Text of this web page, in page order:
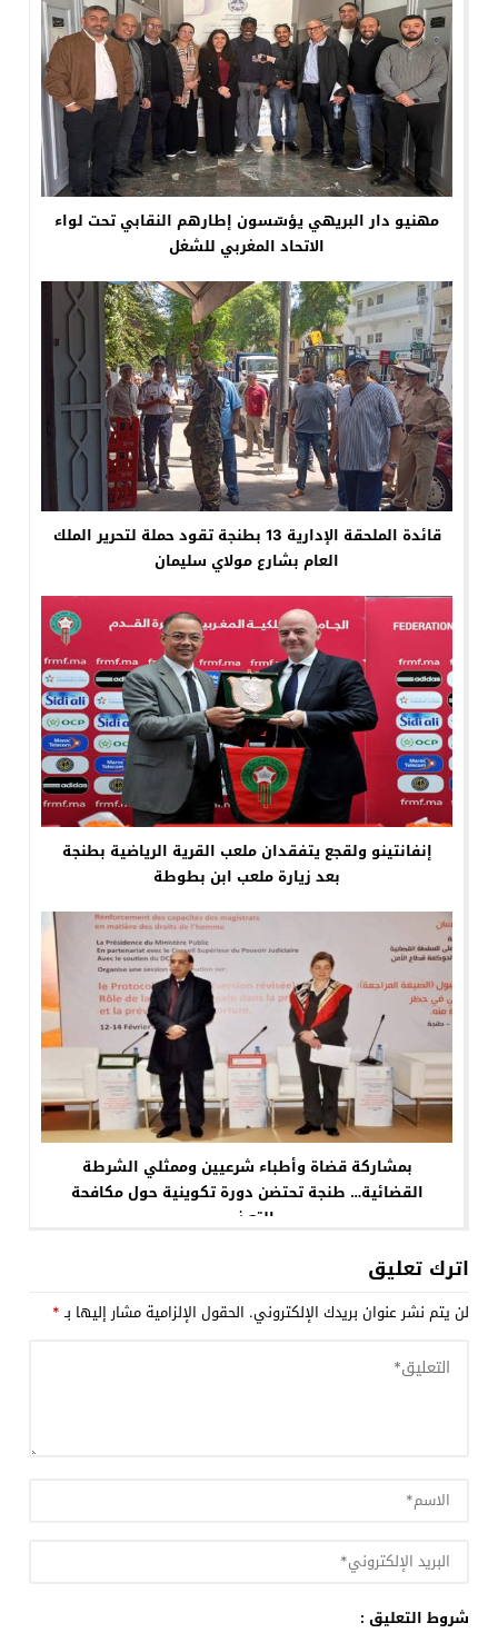
مهنيو دار البريهي يؤسّسون إطارهم النقابي تحت لواء
الاتحاد المغربي للشغل
قائدة الملحقة الإدارية 13 بطنجة تقود حملة لتحرير الملك
العام بشارع مولاي سليمان
إنفانتينو ولقجع يتفقدان ملعب القرية الرياضية بطنجة
بعد زيارة ملعب ابن بطوطة
بمشاركة قضاة وأطباء شرعيين وممثلي الشرطة
القضائية… طنجة تحتضن دورة تكوينية حول مكافحة
التعذيب
اترك تعليق
لن يتم نشر عنوان بريدك الإلكتروني. الحقول الإلزامية مشار إليها بـ*
شروط التعليق :